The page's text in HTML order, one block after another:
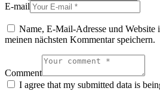
E-mail
Name, E-Mail-Adresse und Website
meinen nächsten Kommentar speichern.
Comment
I agree that my submitted data is